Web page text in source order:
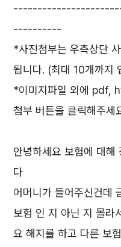
----------
*사진첨부는 우측상단
됩니다. (최대 10개까지
*이미지파일 외에 pdf,
첨부 버튼을 클릭해주세
안녕하세요 보험에 대해
다
어머니가 들어주신건데
보험 인 지 아닌 지 몰라
요 해지를 하고 다른 보